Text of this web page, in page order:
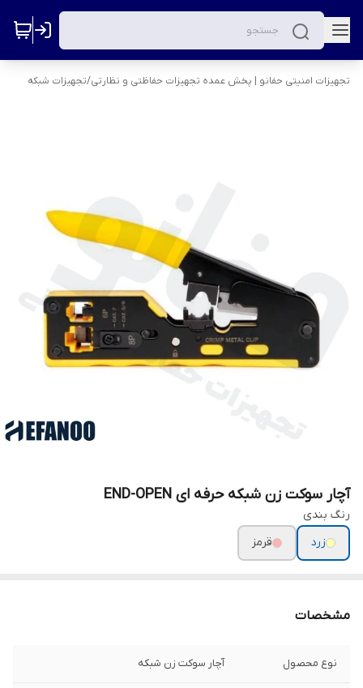
تجهیزات امنیتی حفانو | پخش عمده تجهیزات حفاظتی و نظارتی/تجهیزات شبکه
آچار سوکت زن شبکه حرفه ای END-OPEN
رنگ بندی
زرد
قرمز
مشخصات
نوع محصول آچار سوکت زن شبکه